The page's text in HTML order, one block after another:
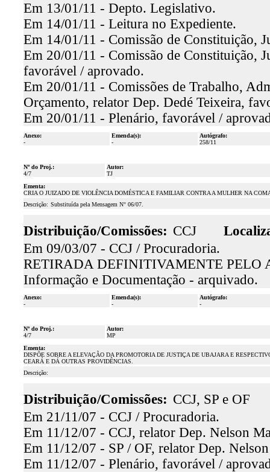
Em 13/01/11 - Depto. Legislativo.
Em 14/01/11 - Leitura no Expediente.
Em 14/01/11 - Comissão de Constituição,
Em 20/01/11 - Comissão de Constituição,
favorável / aprovado.
Em 20/01/11 - Comissões de Trabalho,
Orçamento, relator Dep. Dedé Teixeira,
Em 20/01/11 - Plenário, favorável /
Anexo:
-
Emenda(s):
-
Autógrafo:
258/11
Nº do Proj.:
4/7
Autor:
TJ
Ementa:
CRIA O JUIZADO DE VIOLÊNCIA DOMÉSTICA E FAMILIAR CONTRA A MULHER NA
Descrição: Substituída pela Mensagem N° 06/07.
Distribuição/Comissões: CCJ
Em 09/03/07 - CCJ / Procuradoria.
RETIRADA DEFINITIVAMENTE PELO
Informação e Documentação - arquivado.
Anexo:
-
Emenda(s):
-
Autógrafo:
-
Nº do Proj.:
4/7
Autor:
MP
Ementa:
DISPÕE SOBRE A ELEVAÇÃO DA PROMOTORIA DE JUSTIÇA DE UBAJARA E
CEARÁ E DÁ OUTRAS PROVIDÊNCIAS.
Descrição:
Distribuição/Comissões: CCJ, SP e OF
Em 21/11/07 - CCJ / Procuradoria.
Em 11/12/07 - CCJ, relator Dep. Nelson
Em 11/12/07 - SP / OF, relator Dep.
Em 11/12/07 - Plenário, favorável /